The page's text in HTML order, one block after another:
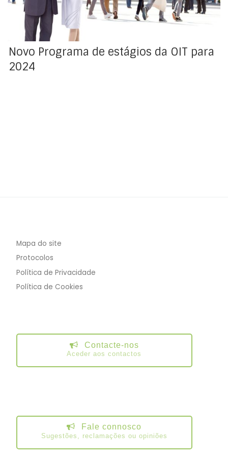
mobilizadores. Mais se pretende com este […]
Novo Programa de estágios da OIT para
2024
Mapa do site
Protocolos
Política de Privacidade
Política de Cookies
Contacte-nos
Aceder aos contactos
Fale connosco
Sugestões, reclamações ou opiniões